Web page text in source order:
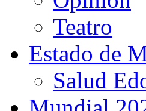
Teatro
Estado de
Salud